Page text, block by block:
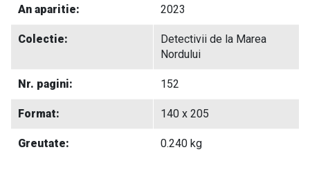
An aparitie: 2023
Colectie:
Detectivii de la Marea
Nordului
Nr. pagini: 152
Format: 140 x 205
Greutate: 0.240 kg